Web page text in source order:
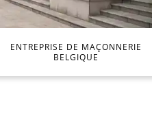
ENTREPRISE DE MAÇONNERIE
BELGIQUE